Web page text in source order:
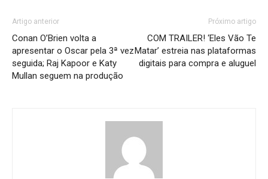
Artigo anterior
Conan O’Brien volta a
apresentar o Oscar pela 3ª vez
seguida; Raj Kapoor e Katy
Mullan seguem na produção
Próximo artigo
COM TRAILER! ‘Eles Vão Te
Matar’ estreia nas plataformas
digitais para compra e aluguel